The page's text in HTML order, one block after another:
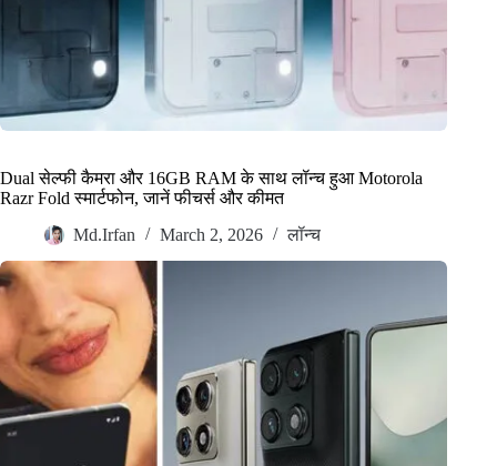
Dual सेल्फी कैमरा और 16GB RAM के साथ लॉन्च हुआ Motorola
Razr Fold स्मार्टफोन, जानें फीचर्स और कीमत
Md.Irfan
March 2, 2026 लॉन्च